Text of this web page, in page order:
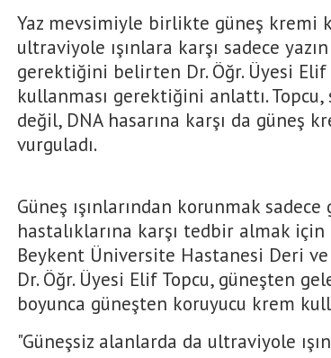
Yaz mevsimiyle birlikte güneş kremi
ultraviyole ışınlara karşı sadece
gerektiğini belirten Dr. Öğr. Üyesi
kullanması gerektiğini anlattı. Topcu,
değil, DNA hasarına karşı da güneş
vurguladı.
Güneş ışınlarından korunmak
hastalıklarına karşı tedbir almak
Beykent Üniversite Hastanesi Deri
Dr. Öğr. Üyesi Elif Topcu, güneşten
boyunca güneşten koruyucu krem
"Güneşsiz alanlarda da ultraviyole